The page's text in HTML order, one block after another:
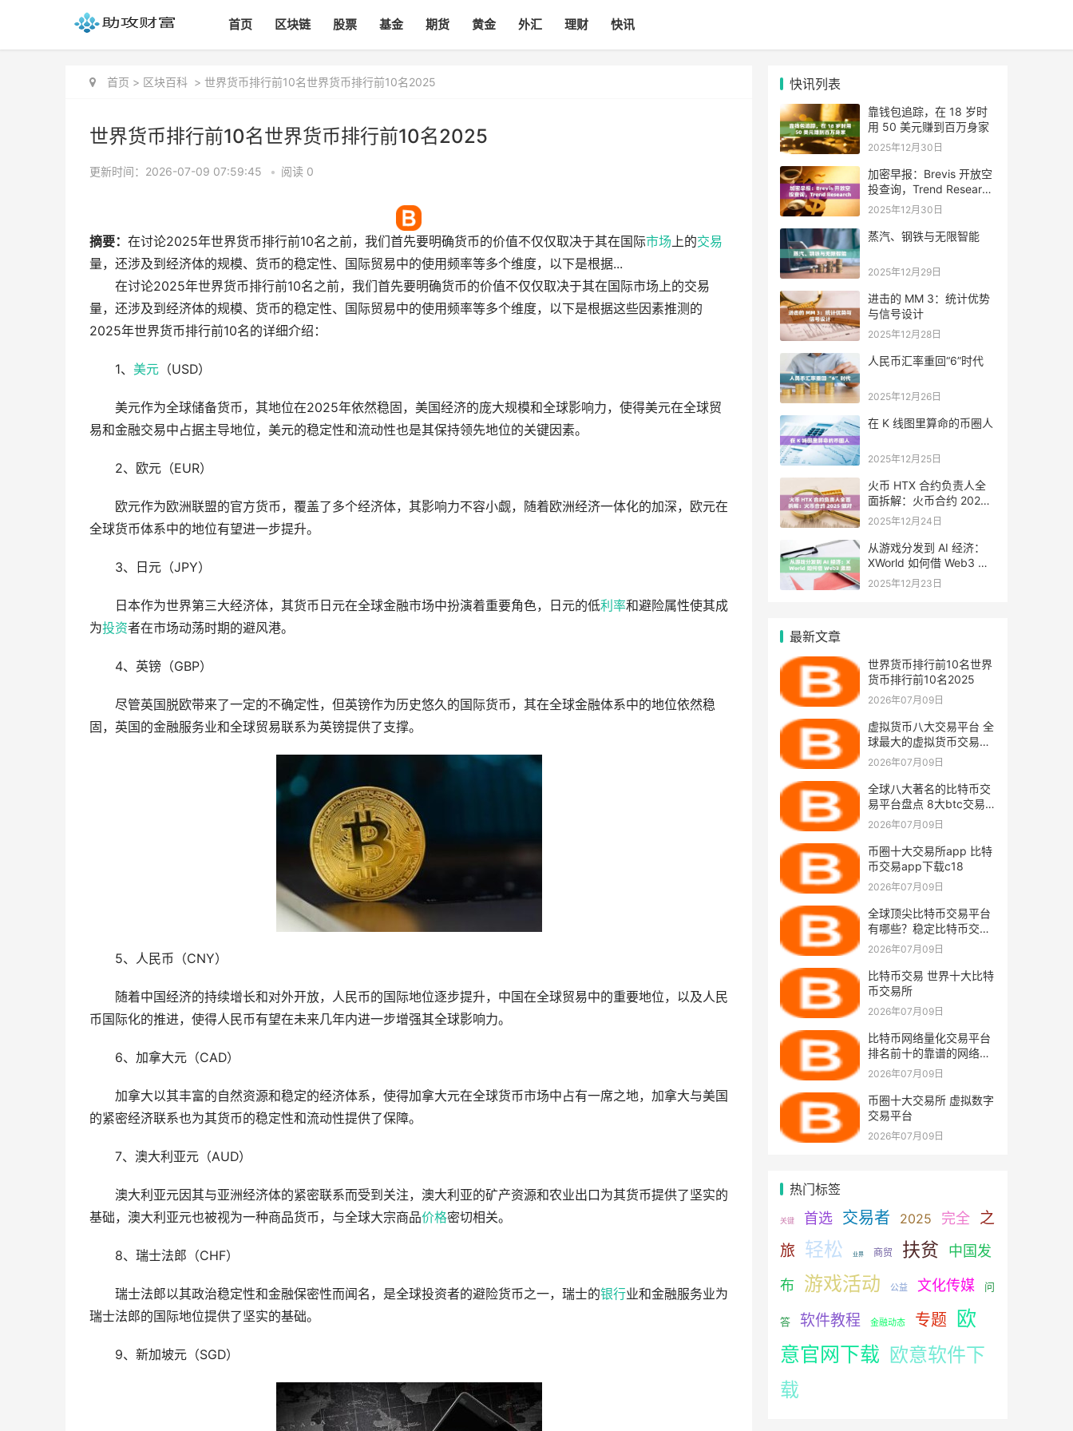
首页 区块链 股票 基金 期货 黄金 外汇 理财 快讯
首页 > 区块百科 > 世界货币排行前10名世界货币排行前10名2025
世界货币排行前10名世界货币排行前10名2025
更新时间：2026-07-09 07:59:45 • 阅读 0
摘要： 在讨论2025年世界货币排行前10名之前，我们首先要明确货币的价值不仅仅取决于其在国际市场上的交易
量，还涉及到经济体的规模、货币的稳定性、国际贸易中的使用频率等多个维度，以下是根据...
在讨论2025年世界货币排行前10名之前，我们首先要明确货币的价值不仅仅取决于其在国际市场上的交易
量，还涉及到经济体的规模、货币的稳定性、国际贸易中的使用频率等多个维度，以下是根据这些因素推测的
2025年世界货币排行前10名的详细介绍：
1、 美元（USD）
美元作为全球储备货币，其地位在2025年依然稳固，美国经济的庞大规模和全球影响力，使得美元在全球贸
易和金融交易中占据主导地位，美元的稳定性和流动性也是其保持领先地位的关键因素。
2、欧元（EUR）
欧元作为欧洲联盟的官方货币，覆盖了多个经济体，其影响力不容小觑，随着欧洲经济一体化的加深，欧元在
全球货币体系中的地位有望进一步提升。
3、日元（JPY）
日本作为世界第三大经济体，其货币日元在全球金融市场中扮演着重要角色，日元的低利率和避险属性使其成
为投资者在市场动荡时期的避风港。
4、英镑（GBP）
尽管英国脱欧带来了一定的不确定性，但英镑作为历史悠久的国际货币，其在全球金融体系中的地位依然稳
固，英国的金融服务业和全球贸易联系为英镑提供了支撑。
5、人民币（CNY）
随着中国经济的持续增长和对外开放，人民币的国际地位逐步提升，中国在全球贸易中的重要地位，以及人民
币国际化的推进，使得人民币有望在未来几年内进一步增强其全球影响力。
6、加拿大元（CAD）
加拿大以其丰富的自然资源和稳定的经济体系，使得加拿大元在全球货币市场中占有一席之地，加拿大与美国
的紧密经济联系也为其货币的稳定性和流动性提供了保障。
7、澳大利亚元（AUD）
澳大利亚元因其与亚洲经济体的紧密联系而受到关注，澳大利亚的矿产资源和农业出口为其货币提供了坚实的
基础，澳大利亚元也被视为一种商品货币，与全球大宗商品价格密切相关。
8、瑞士法郎（CHF）
瑞士法郎以其政治稳定性和金融保密性而闻名，是全球投资者的避险货币之一，瑞士的银行业和金融服务业为
瑞士法郎的国际地位提供了坚实的基础。
9、新加坡元（SGD）
快讯列表
靠钱包追踪，在 18 岁时
用 50 美元赚到百万身家
2025年12月30日
加密早报：Brevis 开放空
投查询，Trend Research
单日增持超 4.6 万枚 ETH
2025年12月30日
蒸汽、钢铁与无限智能
2025年12月29日
进击的 MM 3：统计优势
与信号设计
2025年12月28日
人民币汇率重回“6”时代
2025年12月26日
在 K 线图里算命的币圈人
2025年12月25日
火币 HTX 合约负责人全
面拆解：火币合约 2025
做对了什么，又将走向哪
2025年12月24日
从游戏分发到 AI 经济：
XWorld 如何借 Web3 激
励之力重写价值分配？
2025年12月23日
最新文章
世界货币排行前10名世界
货币排行前10名2025
2026年07月09日
虚拟货币八大交易平台 全
球最大的虚拟货币交易所
排行
2026年07月09日
全球八大著名的比特币交
易平台盘点 8大btc交易
平台排行
2026年07月09日
币圈十大交易所app 比特
币交易app下载c18
2026年07月09日
全球顶尖比特币交易平台
有哪些？稳定比特币交易
平台TOP10
2026年07月09日
比特币交易 世界十大比特
币交易所
2026年07月09日
比特币网络量化交易平台
排名前十的靠谱的网络交
易软件
2026年07月09日
币圈十大交易所 虚拟数字
交易平台
2026年07月09日
热门标签
关键 首选 交易者 2025 完全
之
旅
轻松 业界 商贸 扶贫 中国发
布 游戏活动 公益 文化传媒 问
答 软件教程 金融动态 专题
欧
意官网下载 欧意软件下
载